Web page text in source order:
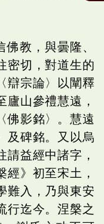
教，與曇隆、
密切，對道生的
辯宗論〉以闡釋
廬山參禮慧遠，
佛影銘〉。慧遠
及碑銘。又以烏
請益經中諸字，
經》初至宋土，
難入，乃與東安
行迄今。涅槃之